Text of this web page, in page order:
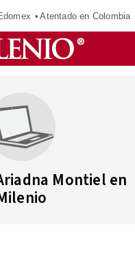
Atentado en Colombia
Montiel en